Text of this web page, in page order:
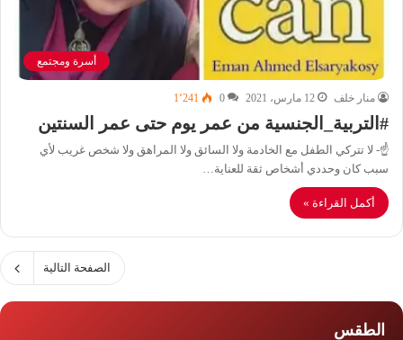
أسرة ومجتمع
منار خلف 12 مارس، 2021 0 1٬241
#التربية_الجنسية من عمر يوم حتى عمر السنتين
☝- لا تتركي الطفل مع الخادمة ولا السائق ولا المراهق ولا شخص غريب لأي
سبب كان وحددي أشخاص ثقة للعناية…
أكمل القراءة »
الصفحة التالية
الطقس